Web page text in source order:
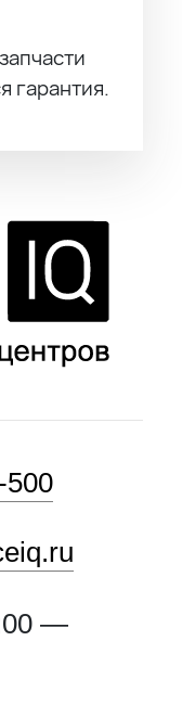
гарантия.
500
—